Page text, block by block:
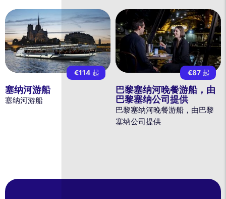
€114 起
塞纳河游船
塞纳河游船
€87起
巴黎塞纳河晚餐游船，由
巴黎塞纳公司提供
巴黎塞纳河晚餐游船，由巴黎
塞纳公司提供